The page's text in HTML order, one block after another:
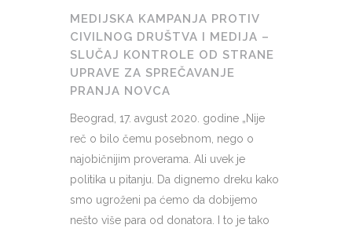
MEDIJSKA KAMPANJA PROTIV
CIVILNOG DRUŠTVA I MEDIJA –
SLUČAJ KONTROLE OD STRANE
UPRAVE ZA SPREČAVANJE
PRANJA NOVCA
Beograd, 17. avgust 2020. godine „Nije
reč o bilo čemu posebnom, nego o
najobičnijim proverama. Ali uvek je
politika u pitanju. Da dignemo dreku kako
smo ugroženi pa ćemo da dobijemo
nešto više para od donatora. I to je tako